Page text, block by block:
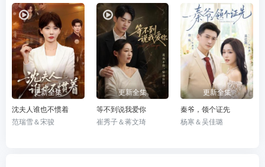
更新全集
沈夫人谁也不惯着
范瑞雪＆宋骏
更新全集
等不到说我爱你
崔秀子＆蒋文琦
更新全集
秦爷，领个证先
杨寒＆吴佳璐